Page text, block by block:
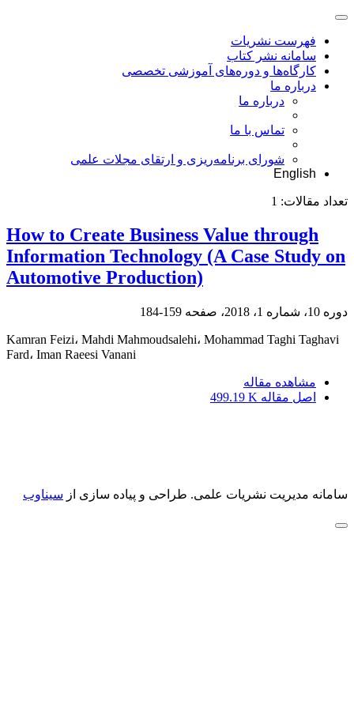
فهرست نشریات
سامانه نشر کتاب
کارگاه‌ها و دوره‌های آموزشی تخصصی
درباره ما
درباره ما
تماس با ما
شورای برنامه‌ریزی و ارتقای مجلات علمی
English
تعداد مقالات: 1
How to Create Business Value through
Information Technology (A Case Study on
Automotive Production)
دوره 10، شماره 1، 2018، صفحه 159-184
Kamran Feizi، Mahdi Mahmoudsalehi، Mohammad Taghi Taghavi
Fard، Iman Raeesi Vanani
مشاهده مقاله
اصل مقاله 499.19 K
سامانه مدیریت نشریات علمی. طراحی و پیاده سازی از سیناوب